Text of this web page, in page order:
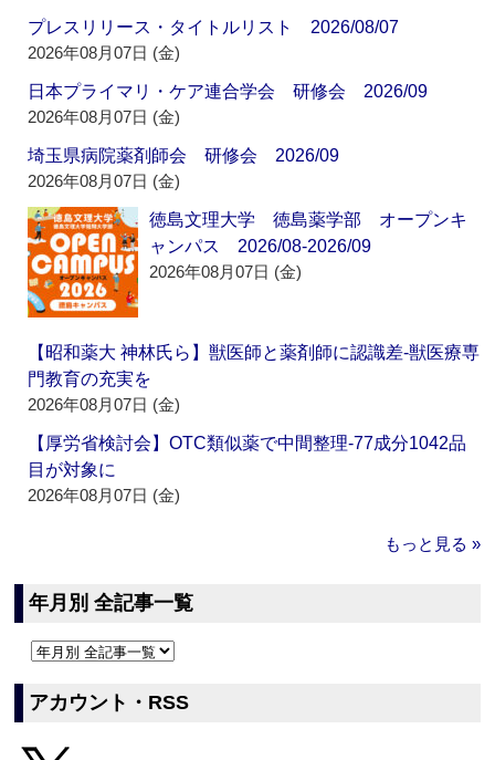
プレスリリース・タイトルリスト 2026/08/07
2026年08月07日 (金)
日本プライマリ・ケア連合学会 研修会 2026/09
2026年08月07日 (金)
埼玉県病院薬剤師会 研修会 2026/09
2026年08月07日 (金)
徳島文理大学 徳島薬学部 オープンキ
ャンパス 2026/08-2026/09
2026年08月07日 (金)
【昭和薬大 神林氏ら】獣医師と薬剤師に認識差‐獣医療専
門教育の充実を
2026年08月07日 (金)
【厚労省検討会】OTC類似薬で中間整理‐77成分1042品
目が対象に
2026年08月07日 (金)
もっと見る »
年月別 全記事一覧
アカウント・RSS